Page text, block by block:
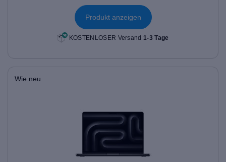
Produkt anzeigen
KOSTENLOSER Versand 1-3 Tage
Wie neu